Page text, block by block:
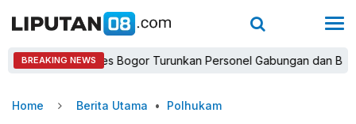
BREAKING NEWS
Kapolres Bogor Turunkan Personel Gabungan dan Brimob,
Home Berita Utama • Polhukam